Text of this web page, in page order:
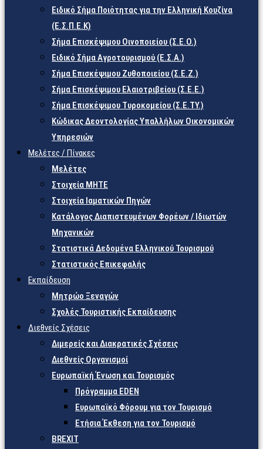
Ειδικό Σήμα Ποιότητας για την Ελληνική Κουζίνα
(Ε.Σ.Π.Ε.Κ)
Σήμα Επισκέψιμου Οινοποιείου (Σ.Ε.Ο.)
Ειδικό Σήμα Αγροτουρισμού (Ε.Σ.Α.)
Σήμα Επισκέψιμου Ζυθοποιείου (Σ.Ε.Ζ.)
Σήμα Επισκέψιμου Ελαιοτριβείου (Σ.Ε.Ε.)
Σήμα Επισκέψιμου Τυροκομείου (Σ.Ε.TY.)
Κώδικας Δεοντολογίας Υπαλλήλων Οικονομικών
Υπηρεσιών
Μελέτες / Πίνακες
Μελέτες
Στοιχεία ΜΗΤΕ
Στοιχεία Ιαματικών Πηγών
Κατάλογος Διαπιστευμένων Φορέων / Ιδιωτών
Μηχανικών
Στατιστικά Δεδομένα Ελληνικού Τουρισμού
Στατιστικός Επικεφαλής
Εκπαίδευση
Μητρώο Ξεναγών
Σχολές Τουριστικής Εκπαίδευσης
Διεθνείς Σχέσεις
Διμερείς και Διακρατικές Σχέσεις
Διεθνείς Οργανισμοί
Ευρωπαϊκή Ένωση και Τουρισμός
Πρόγραμμα EDEN
Ευρωπαϊκό Φόρουμ για τον Τουρισμό
Ετήσια Έκθεση για τον Τουρισμό
BREXIT